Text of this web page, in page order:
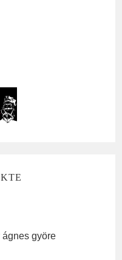
ágnes györe